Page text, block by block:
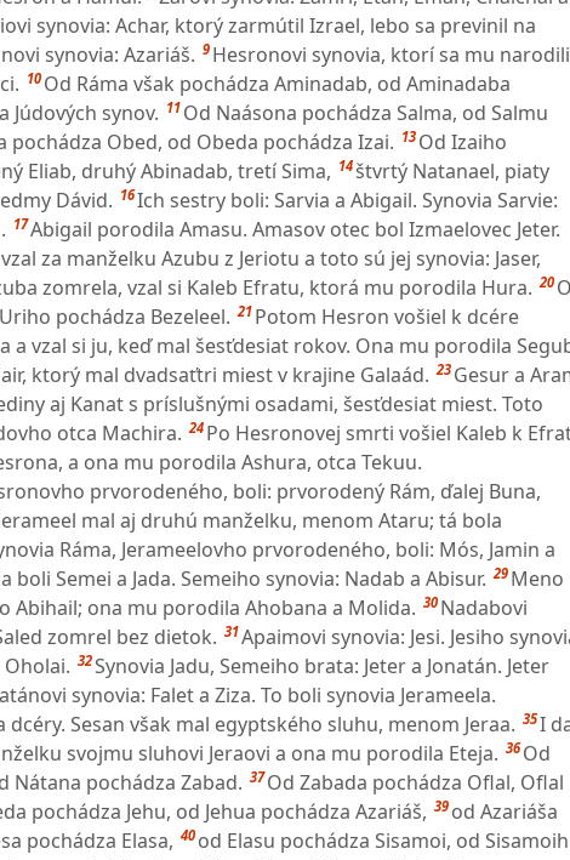
synovia: Achar, ktorý zarmútil Izrael, lebo sa previnil na
synovia: Azariáš. 9 Hesronovi synovia, ktorí sa mu
10 Od Ráma však pochádza Aminadab, od Aminadaba
Júdových synov. 11 Od Naásona pochádza Salma, od Salmu
pochádza Obed, od Obeda pochádza Izai. 13 Od Izaiho
Eliab, druhý Abinadab, tretí Sima, 14štvrtý Natanael, piaty
Dávid. 16Ich sestry boli: Sarvia a Abigail. Synovia Sarvie:
17Abigail porodila Amasu. Amasov otec bol Izmaelovec Jeter.
za manželku Azubu z Jeriotu a toto sú jej synovia: Jaser,
zomrela, vzal si Kaleb Efratu, ktorá mu porodila Hura. 20
pochádza Bezeleel. 21 Potom Hesron vošiel k dcére
a vzal si ju, keď mal šesťdesiat rokov. Ona mu porodila
ktorý mal dvadsaťtri miest v krajine Galaád. 23 Gesur a
aj Kanat s príslušnými osadami, šesťdesiat miest. Toto
otca Machira. 24 Po Hesronovej smrti vošiel Kaleb k
a ona mu porodila Ashura, otca Tekuu.
prvorodeného, boli: prvorodený Rám, ďalej Buna,
mal aj druhú manželku, menom Ataru; tá bola
Ráma, Jerameelovho prvorodeného, boli: Mós, Jamin a
boli Semei a Jada. Semeiho synovia: Nadab a Abisur. 29 Meno
Abihail; ona mu porodila Ahobana a Molida. 30 Nadabovi
zomrel bez dietok. 31Apaimovi synovia: Jesi. Jesiho
Oholai. 32Synovia Jadu, Semeiho brata: Jeter a Jonatán. Jeter
synovia: Falet a Ziza. To boli synovia Jerameela.
dcéry. Sesan však mal egyptského sluhu, menom Jeraa. 35I
svojmu sluhovi Jeraovi a ona mu porodila Eteja. 36 Od
Nátana pochádza Zabad. 37 Od Zabada pochádza Oflal, Oflal
pochádza Jehu, od Jehua pochádza Azariáš, 39 od Azariáša
pochádza Elasa, 40 od Elasu pochádza Sisamoi, od